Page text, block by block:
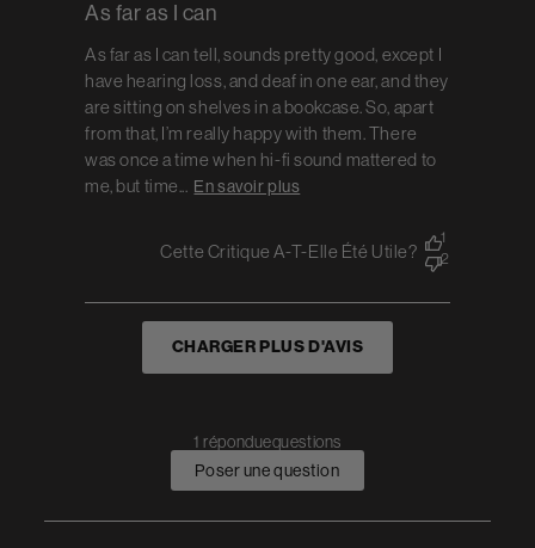
As far as I can
As far as I can tell, sounds pretty good, except I
have hearing loss, and deaf in one ear, and they
are sitting on shelves in a bookcase. So, apart
from that, I’m really happy with them. There
was once a time when hi-fi sound mattered to
me, but time...
En savoir plus
Cette Critique A-T-Elle Été Utile?
1
2
CHARGER PLUS D'AVIS
1 réponduequestions
Poser une question